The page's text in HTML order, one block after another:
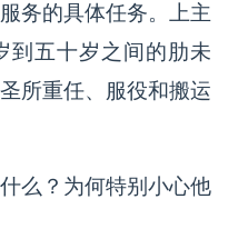
务的具体任务。上主
到五十岁之间的肋未
所重任、服役和搬运
么？为何特别小心他